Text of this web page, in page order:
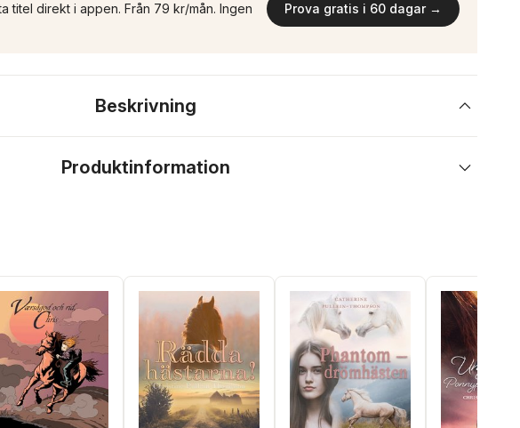
titel direkt i appen. Från 79 kr/mån. Ingen
Prova gratis i 60 dagar →
Beskrivning
Produktinformation